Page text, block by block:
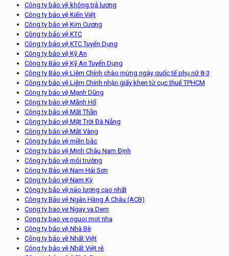
Công ty bảo vệ không trả lương
Công ty bảo vệ Kiến Việt
Công ty bảo vệ Kim Cương
Công ty bảo vệ KTC
Công ty bảo vệ KTC Tuyển Dụng
Công ty bảo vệ Kỹ An
Công ty Bảo vệ Kỹ An Tuyển Dụng
Công ty Bảo vệ Liêm Chính chào mừng ngày quốc tế phụ nữ 8-3
Công ty bảo vệ Liêm Chính nhận giấy khen từ cục thuế TPHCM
Công ty bảo vệ Mạnh Dũng
Công ty bảo vệ Mãnh Hổ
Công ty bảo vệ Mắt Thần
Công ty bảo vệ Mặt Trời Đà Nẵng
Công ty bảo vệ Mắt Vàng
Công ty bảo vệ miền bắc
Công ty bảo vệ Minh Châu Nam Định
Công ty bảo vệ môi trường
Công ty Bảo vệ Nam Hải Sơn
Công ty bảo vệ Nam Kỳ
Công ty bảo vệ nào lương cao nhất
Công ty Bảo vệ Ngân Hàng Á Châu (ACB)
Cong ty bao ve Ngay va Dem
Cong ty bao ve nguoi mot nha
Công ty bảo vệ Nhà Bè
Công ty bảo vệ Nhất Việt
Công ty bảo vệ Nhất Việt rẻ